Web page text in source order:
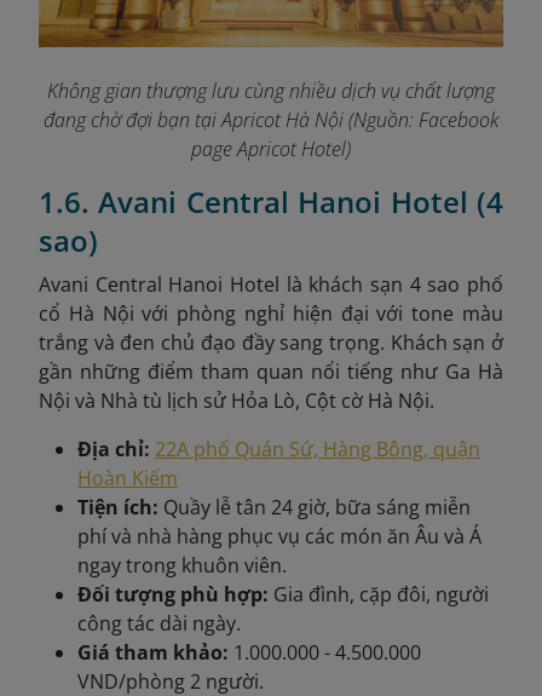
Không gian thượng lưu cùng nhiều dịch vụ chất lượng
đang chờ đợi bạn tại Apricot Hà Nội (Nguồn: Facebook
page Apricot Hotel)
1.6. Avani Central Hanoi Hotel (4
sao)
Avani Central Hanoi Hotel là khách sạn 4 sao phố
cổ Hà Nội với phòng nghỉ hiện đại với tone màu
trắng và đen chủ đạo đầy sang trọng. Khách sạn ở
gần những điểm tham quan nổi tiếng như Ga Hà
Nội và Nhà tù lịch sử Hỏa Lò, Cột cờ Hà Nội.
Địa chỉ: 22A phố Quán Sứ, Hàng Bông, quận
Hoàn Kiếm
Tiện ích: Quầy lễ tân 24 giờ, bữa sáng miễn
phí và nhà hàng phục vụ các món ăn Âu và Á
ngay trong khuôn viên.
Đối tượng phù hợp: Gia đình, cặp đôi, người
công tác dài ngày.
Giá tham khảo: 1.000.000 - 4.500.000
VND/phòng 2 người.